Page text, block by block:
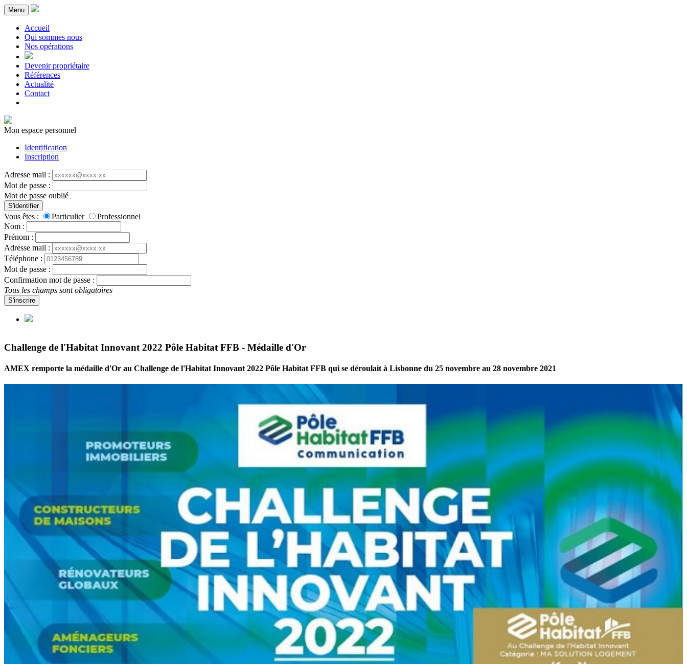
Menu
Accueil
Qui sommes nous
Nos opérations
Devenir propriétaire
Références
Actualité
Contact
Mon espace personnel
Identification
Inscription
Adresse mail :
Mot de passe :
Mot de passe oublié
S'identifier
Vous êtes : Particulier
Professionnel
Nom :
Prénom :
Adresse mail :
Téléphone :
Mot de passe :
Confirmation mot de passe :
Tous les champs sont obligatoires
S'inscrire
Challenge de l'Habitat Innovant 2022 Pôle Habitat FFB - Médaille d'Or
AMEX remporte la médaille d'Or au Challenge de l'Habitat Innovant 2022 Pôle Habitat FFB qui se déroulait à Lisbonne du 25 novembre au 28 novembre 2021